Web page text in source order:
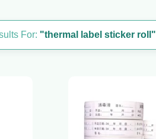
For: "thermal label sticker roll"